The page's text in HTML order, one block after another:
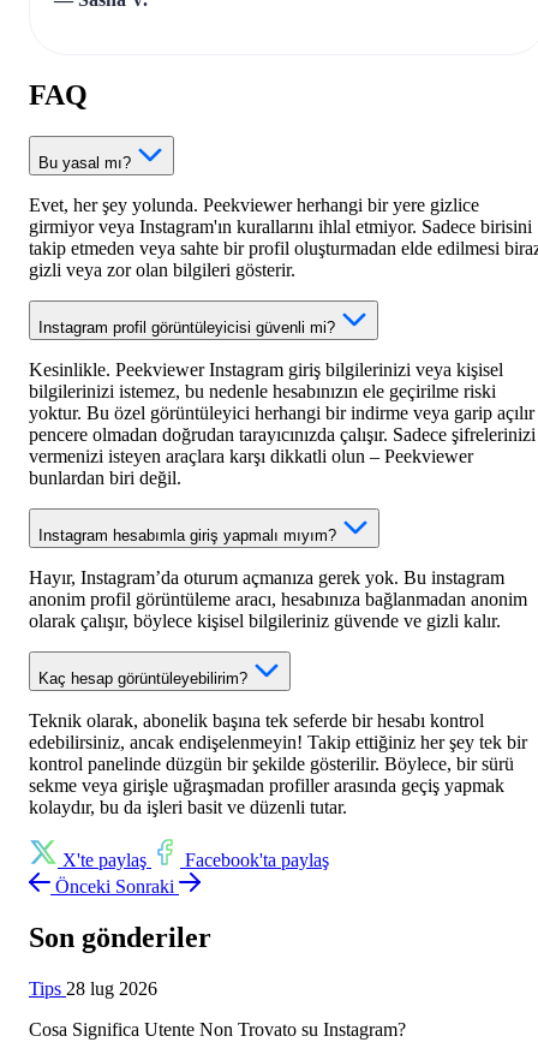
FAQ
Bu yasal mı?
Evet, her şey yolunda. Peekviewer herhangi bir yere gizlice
girmiyor veya Instagram'ın kurallarını ihlal etmiyor. Sadece birisini
takip etmeden veya sahte bir profil oluşturmadan elde edilmesi
gizli veya zor olan bilgileri gösterir.
Instagram profil görüntüleyicisi güvenli mi?
Kesinlikle. Peekviewer Instagram giriş bilgilerinizi veya kişisel
bilgilerinizi istemez, bu nedenle hesabınızın ele geçirilme riski
yoktur. Bu özel görüntüleyici herhangi bir indirme veya garip açılır
pencere olmadan doğrudan tarayıcınızda çalışır. Sadece şifrelerinizi
vermenizi isteyen araçlara karşı dikkatli olun – Peekviewer
bunlardan biri değil.
Instagram hesabımla giriş yapmalı mıyım?
Hayır, Instagram’da oturum açmanıza gerek yok. Bu instagram
anonim profil görüntüleme aracı, hesabınıza bağlanmadan anonim
olarak çalışır, böylece kişisel bilgileriniz güvende ve gizli kalır.
Kaç hesap görüntüleyebilirim?
Teknik olarak, abonelik başına tek seferde bir hesabı kontrol
edebilirsiniz, ancak endişelenmeyin! Takip ettiğiniz her şey tek bir
kontrol panelinde düzgün bir şekilde gösterilir. Böylece, bir sürü
sekme veya girişle uğraşmadan profiller arasında geçiş yapmak
kolaydır, bu da işleri basit ve düzenli tutar.
X'te paylaş
Facebook'ta paylaş
Önceki Sonraki
Son gönderiler
Tips 28 lug 2026
Cosa Significa Utente Non Trovato su Instagram?